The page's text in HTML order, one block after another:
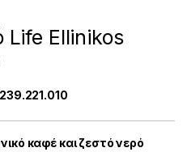
Life Ellinikos
239.221.010
καφέ και ζεστό νερό